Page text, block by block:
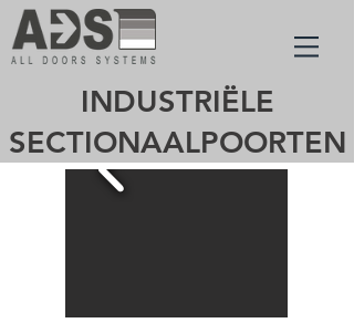
INDUSTRIËLE
SECTIONAALPOORTEN